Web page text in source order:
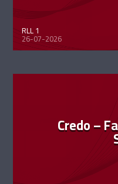
RLL 1
26-07-2026
Credo –